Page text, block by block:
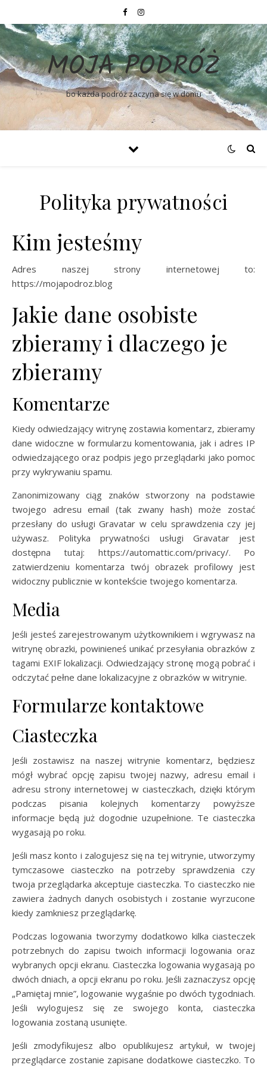
MOJA PODRÓŻ
bo każda podróż zaczyna się w domu
Polityka prywatności
Kim jesteśmy
Adres naszej strony internetowej to:
https://mojapodroz.blog
Jakie dane osobiste
zbieramy i dlaczego je
zbieramy
Komentarze
Kiedy odwiedzający witrynę zostawia komentarz, zbieramy
dane widoczne w formularzu komentowania, jak i adres IP
odwiedzającego oraz podpis jego przeglądarki jako pomoc
przy wykrywaniu spamu.
Zanonimizowany ciąg znaków stworzony na podstawie
twojego adresu email (tak zwany hash) może zostać
przesłany do usługi Gravatar w celu sprawdzenia czy jej
używasz. Polityka prywatności usługi Gravatar jest
dostępna tutaj: https://automattic.com/privacy/. Po
zatwierdzeniu komentarza twój obrazek profilowy jest
widoczny publicznie w kontekście twojego komentarza.
Media
Jeśli jesteś zarejestrowanym użytkownikiem i wgrywasz na
witrynę obrazki, powinieneś unikać przesyłania obrazków z
tagami EXIF lokalizacji. Odwiedzający stronę mogą pobrać i
odczytać pełne dane lokalizacyjne z obrazków w witrynie.
Formularze kontaktowe
Ciasteczka
Jeśli zostawisz na naszej witrynie komentarz, będziesz
mógł wybrać opcję zapisu twojej nazwy, adresu email i
adresu strony internetowej w ciasteczkach, dzięki którym
podczas pisania kolejnych komentarzy powyższe
informacje będą już dogodnie uzupełnione. Te ciasteczka
wygasają po roku.
Jeśli masz konto i zalogujesz się na tej witrynie, utworzymy
tymczasowe ciasteczko na potrzeby sprawdzenia czy
twoja przeglądarka akceptuje ciasteczka. To ciasteczko nie
zawiera żadnych danych osobistych i zostanie wyrzucone
kiedy zamkniesz przeglądarkę.
Podczas logowania tworzymy dodatkowo kilka ciasteczek
potrzebnych do zapisu twoich informacji logowania oraz
wybranych opcji ekranu. Ciasteczka logowania wygasają po
dwóch dniach, a opcji ekranu po roku. Jeśli zaznaczysz opcję
„Pamiętaj mnie”, logowanie wygaśnie po dwóch tygodniach.
Jeśli wylogujesz się ze swojego konta, ciasteczka
logowania zostaną usunięte.
Jeśli zmodyfikujesz albo opublikujesz artykuł, w twojej
przeglądarce zostanie zapisane dodatkowe ciasteczko. To